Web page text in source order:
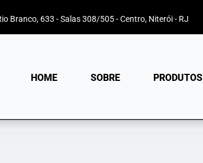
Branco, 633 - Salas 308/505 - Centro, Niterói - RJ
HOME SOBRE PRODUTOS